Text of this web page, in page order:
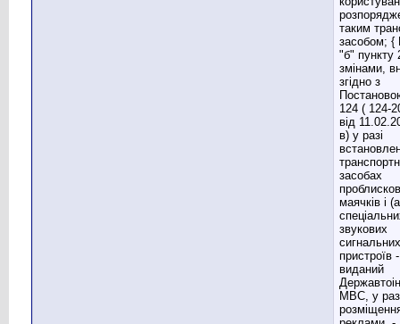
таким
засобом; {
"б" пункту
змінами,
згідно з
124 ( 124-
від
в) у разі
засобах
маячків і
звукових
сигнальних
пристроїв
виданий
МВС, у